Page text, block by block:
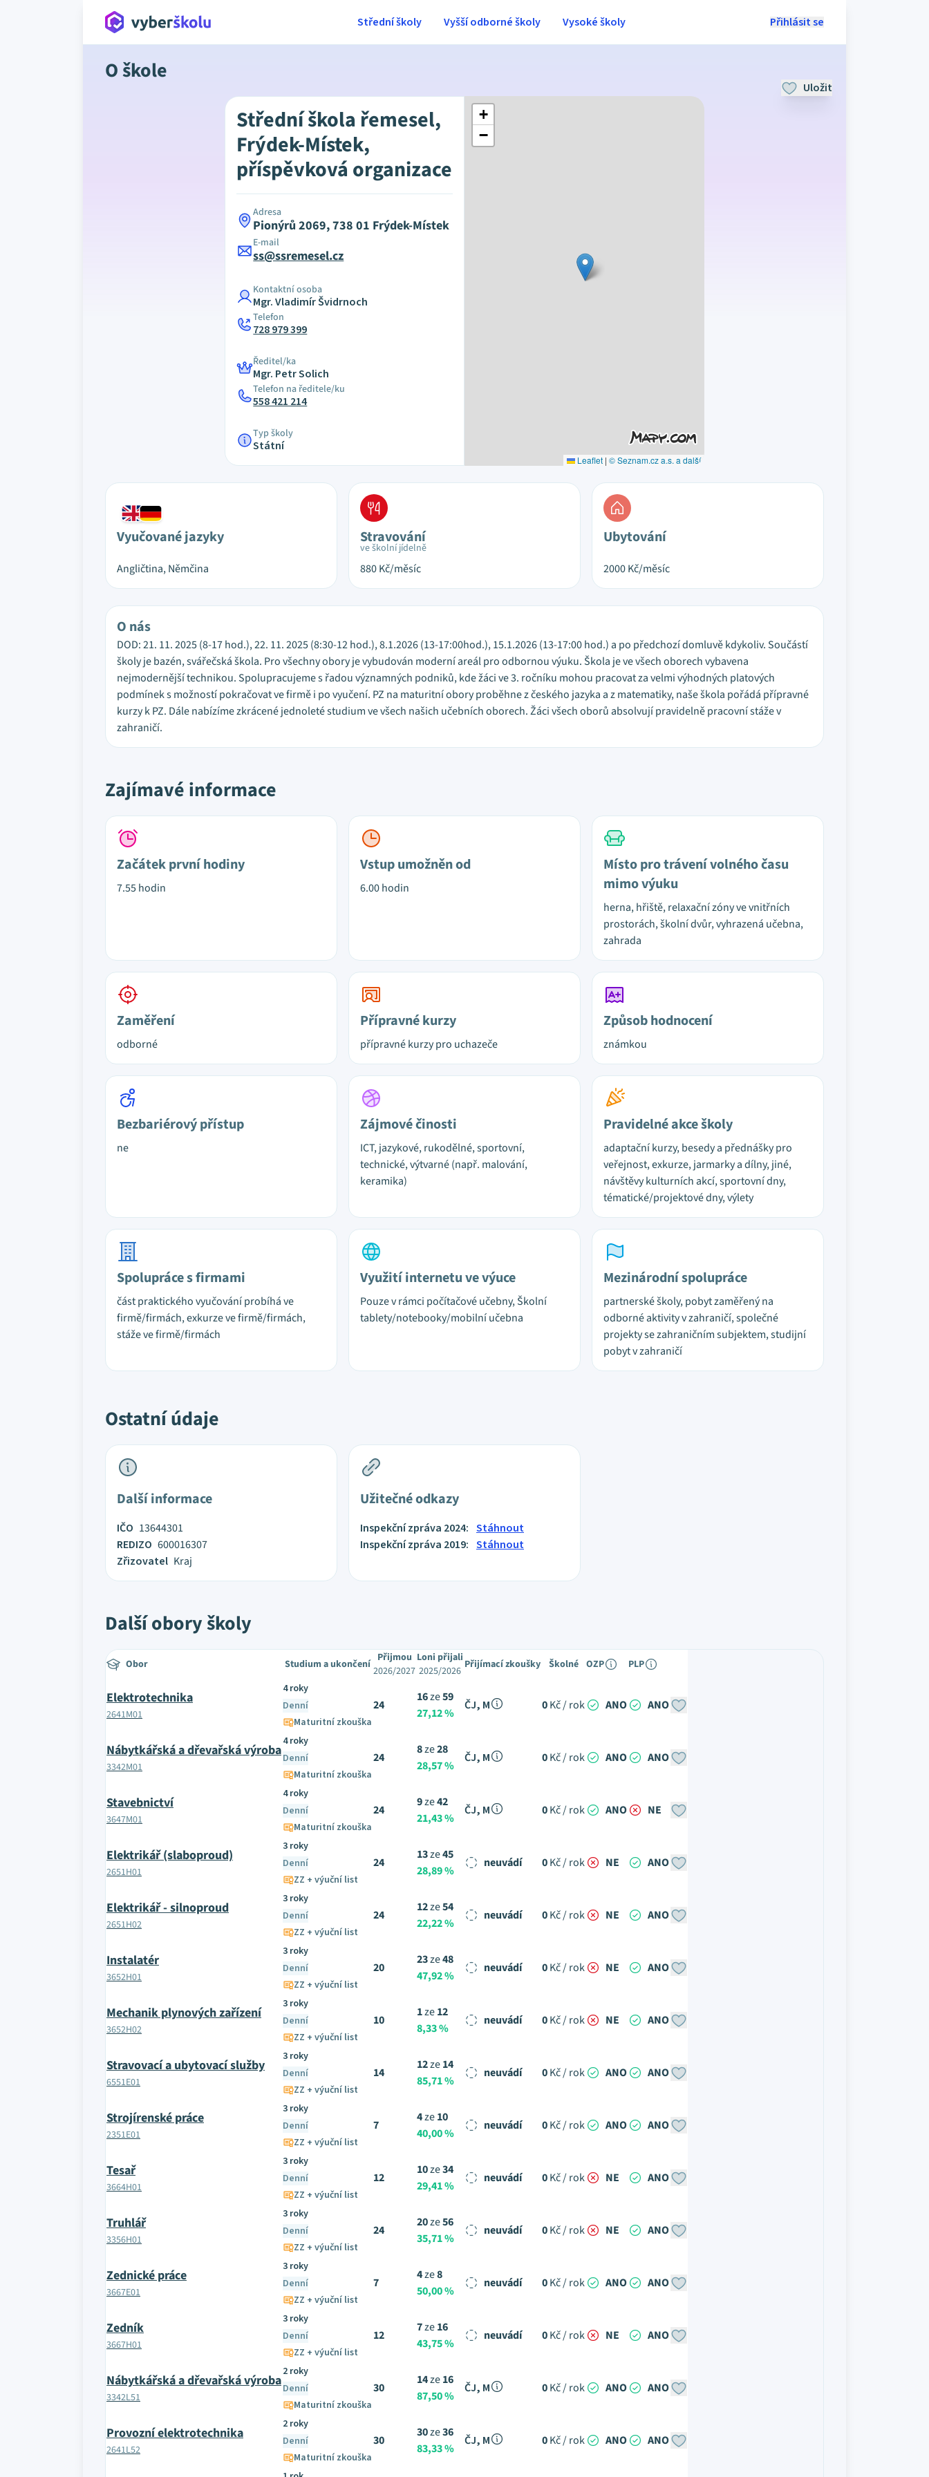
Přihlásit se
Střední školy Vyšší odborné školy Vysoké školy
O škole
Uložit
Střední škola řemesel,
Frýdek-Místek,
příspěvková organizace
Adresa
Pionýrů 2069, 738 01 Frýdek-Místek
E-mail
ss@ssremesel.cz
Kontaktní osoba
Mgr. Vladimír Švidrnoch
Telefon
728 979 399
Ředitel/ka
Mgr. Petr Solich
Telefon na ředitele/ku
558 421 214
Typ školy
Státní
+
−
Leaflet | © Seznam.cz a.s. a další
Vyučované jazyky
Angličtina, Němčina
Stravování
ve školní jídelně
880Kč/měsíc
Ubytování
2000Kč/měsíc
O nás
DOD: 21. 11. 2025 (8-17 hod.), 22. 11. 2025 (8:30-12 hod.), 8.1.2026 (13-17:00hod.), 15.1.2026 (13-17:00 hod.) a po předchozí domluvě kdykoliv. Součástí
školy je bazén, svářečská škola. Pro všechny obory je vybudován moderní areál pro odbornou výuku. Škola je ve všech oborech vybavena
nejmodernější technikou. Spolupracujeme s řadou významných podniků, kde žáci ve 3. ročníku mohou pracovat za velmi výhodných platových
podmínek s možností pokračovat ve firmě i po vyučení. PZ na maturitní obory proběhne z českého jazyka a z matematiky, naše škola pořádá přípravné
kurzy k PZ. Dále nabízíme zkrácené jednoleté studium ve všech našich učebních oborech. Žáci všech oborů absolvují pravidelně pracovní stáže v
zahraničí.
Zajímavé informace
Začátek první hodiny
7.55 hodin
Vstup umožněn od
6.00 hodin
Místo pro trávení volného času
mimo výuku
herna, hřiště, relaxační zóny ve vnitřních
prostorách, školní dvůr, vyhrazená učebna,
zahrada
Zaměření
odborné
Přípravné kurzy
přípravné kurzy pro uchazeče
Způsob hodnocení
známkou
Bezbariérový přístup
ne
Zájmové činosti
ICT, jazykové, rukodělné, sportovní,
technické, výtvarné (např. malování,
keramika)
Pravidelné akce školy
adaptační kurzy, besedy a přednášky pro
veřejnost, exkurze, jarmarky a dílny, jiné,
návštěvy kulturních akcí, sportovní dny,
tématické/projektové dny, výlety
Spolupráce s firmami
část praktického vyučování probíhá ve
firmě/firmách, exkurze ve firmě/firmách,
stáže ve firmě/firmách
Využití internetu ve výuce
Pouze v rámci počítačové učebny, Školní
tablety/notebooky/mobilní učebna
Mezinárodní spolupráce
partnerské školy, pobyt zaměřený na
odborné aktivity v zahraničí, společné
projekty se zahraničním subjektem, studijní
pobyt v zahraničí
Ostatní údaje
Další informace
IČO 13644301
REDIZO 600016307
Zřizovatel Kraj
Užitečné odkazy
Inspekční zpráva 2024: Stáhnout
Inspekční zpráva 2019: Stáhnout
Další obory školy
Obor Studium a ukončení Přijmou
2026/2027
Loni přijali
2025/2026 Přijímací zkoušky Školné OZP PLP
Elektrotechnika
2641M01
4 roky
Denní
Maturitní zkouška
24
16ze59
27,12 %
ČJ, M 0Kč / rok ANO ANO
Nábytkářská a dřevařská výroba
3342M01
4 roky
Denní
Maturitní zkouška
24
8ze28
28,57 %
ČJ, M 0Kč / rok ANO ANO
Stavebnictví
3647M01
4 roky
Denní
Maturitní zkouška
24
9ze42
21,43 %
ČJ, M 0Kč / rok ANO NE
Elektrikář (slaboproud)
2651H01
3 roky
Denní
ZZ + výuční list
24
13ze45
28,89 %
neuvádí 0Kč / rok NE ANO
Elektrikář - silnoproud
2651H02
3 roky
Denní
ZZ + výuční list
24
12ze54
22,22 %
neuvádí 0Kč / rok NE ANO
Instalatér
3652H01
3 roky
Denní
ZZ + výuční list
20
23ze48
47,92 %
neuvádí 0Kč / rok NE ANO
Mechanik plynových zařízení
3652H02
3 roky
Denní
ZZ + výuční list
10
1ze12
8,33 %
neuvádí 0Kč / rok NE ANO
Stravovací a ubytovací služby
6551E01
3 roky
Denní
ZZ + výuční list
14
12ze14
85,71 %
neuvádí 0Kč / rok ANO ANO
Strojírenské práce
2351E01
3 roky
Denní
ZZ + výuční list
7
4ze10
40,00 %
neuvádí 0Kč / rok ANO ANO
Tesař
3664H01
3 roky
Denní
ZZ + výuční list
12
10ze34
29,41 %
neuvádí 0Kč / rok NE ANO
Truhlář
3356H01
3 roky
Denní
ZZ + výuční list
24
20ze56
35,71 %
neuvádí 0Kč / rok NE ANO
Zednické práce
3667E01
3 roky
Denní
ZZ + výuční list
7
4ze8
50,00 %
neuvádí 0Kč / rok ANO ANO
Zedník
3667H01
3 roky
Denní
ZZ + výuční list
12
7ze16
43,75 %
neuvádí 0Kč / rok NE ANO
Nábytkářská a dřevařská výroba
3342L51
2 roky
Denní
Maturitní zkouška
30
14ze16
87,50 %
ČJ, M 0Kč / rok ANO ANO
Provozní elektrotechnika
2641L52
2 roky
Denní
Maturitní zkouška
30
30ze36
83,33 %
ČJ, M 0Kč / rok ANO ANO